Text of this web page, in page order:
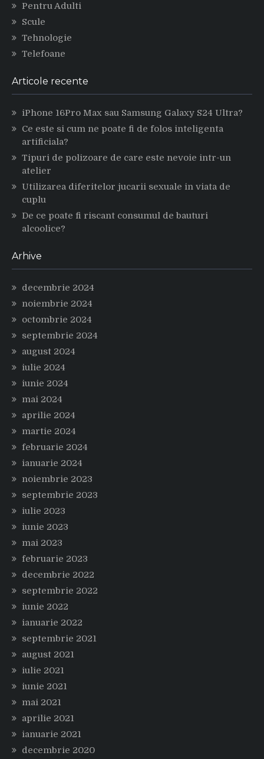
Pentru Adulti
Scule
Tehnologie
Telefoane
Articole recente
iPhone 16Pro Max sau Samsung Galaxy S24 Ultra?
Ce este si cum ne poate fi de folos inteligenta
artificiala?
Tipuri de polizoare de care este nevoie intr-un
atelier
Utilizarea diferitelor jucarii sexuale in viata de
cuplu
De ce poate fi riscant consumul de bauturi
alcoolice?
Arhive
decembrie 2024
noiembrie 2024
octombrie 2024
septembrie 2024
august 2024
iulie 2024
iunie 2024
mai 2024
aprilie 2024
martie 2024
februarie 2024
ianuarie 2024
noiembrie 2023
septembrie 2023
iulie 2023
iunie 2023
mai 2023
februarie 2023
decembrie 2022
septembrie 2022
iunie 2022
ianuarie 2022
septembrie 2021
august 2021
iulie 2021
iunie 2021
mai 2021
aprilie 2021
ianuarie 2021
decembrie 2020